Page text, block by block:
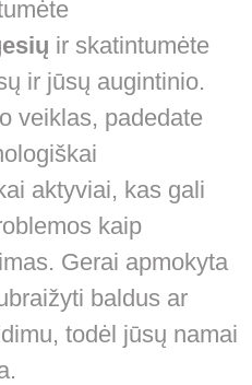
ir skatintumėte
ir jūsų augintinio.
veiklas, padedate
aktyviai, kas gali
kaip
Gerai apmokyta
baldus ar
todėl jūsų namai